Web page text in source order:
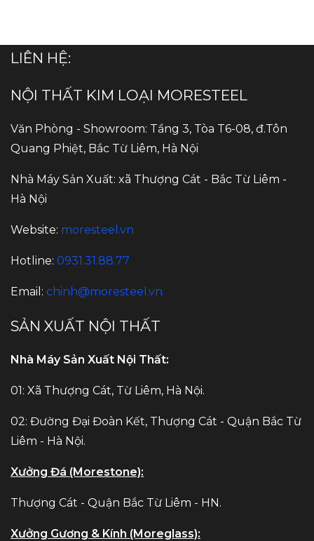
LIÊN HỆ:
NỘI THẤT KIM LOẠI MORESTEEL
Văn Phòng - Showroom: Tầng 3, Tòa T6-08, đ.Tôn
Quang Phiệt, Bắc Từ Liêm, Hà Nội
Nhà Máy Sản Xuất: xã Thượng Cát - Bắc Từ Liêm -
Hà Nội
Website: moresteel.vn
Hotline: 0931.31.88.77
Email: chinh@moresteel.vn
SẢN XUẤT NỘI THẤT
Nhà Máy Sản Xuất Nội Thất:
01: Xã Thượng Cát, Từ Liêm, Hà Nội.
02: Đường Đại Đoàn Kết, Thượng Cát - Quận Bắc Từ
Liêm - Hà Nội.
Xưởng Đá (Morestone):
Thượng Cát - Quận Bắc Từ Liêm - HN.
Xưởng Gương & Kính (Moreglass):